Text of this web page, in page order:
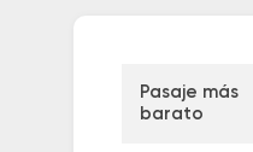
Pasaje más
barato